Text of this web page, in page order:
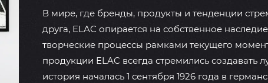
В мире, где бренды, продукты и тенденции
друга, ELAC опирается на собственное
творческие процессы рамками текущего
продукции ELAC всегда стремились создавать
история началась 1 сентября 1926 года в